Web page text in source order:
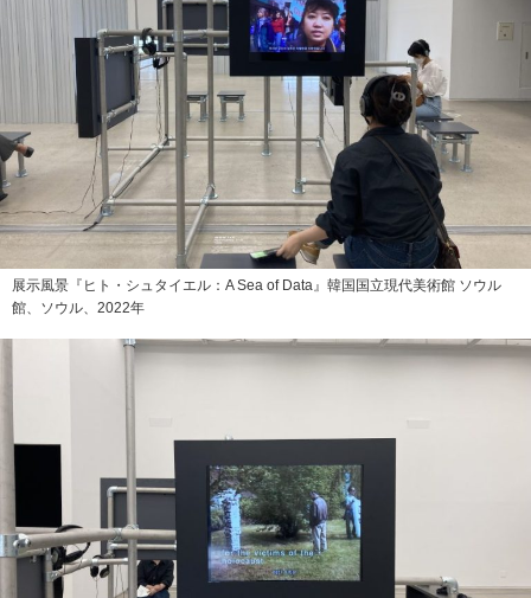
展示風景『ヒト・シュタイエル：A Sea of Data』韓国国立現代美術館 ソウル
館、ソウル、2022年